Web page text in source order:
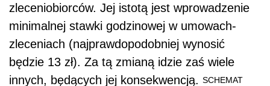
zleceniobiorców. Jej istotą jest wprowadzenie
minimalnej stawki godzinowej w umowach-
zleceniach (najprawdopodobniej wynosić
będzie 13 zł). Za tą zmianą idzie zaś wiele
innych, będących jej konsekwencją. SCHEMAT